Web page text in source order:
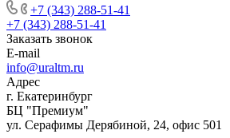
+7 (343) 288-51-41
+7 (343) 288-51-41
Заказать звонок
E-mail
info@uraltm.ru
Адрес
г. Екатеринбург
БЦ "Премиум"
ул. Серафимы Дерябиной, 24, офис 501